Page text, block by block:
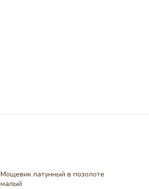
Мощевик латунный в позолоте
малый